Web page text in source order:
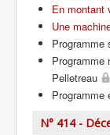
En montant
Une
Programme
Programme
Pelletreau
Programme
N° 414 -